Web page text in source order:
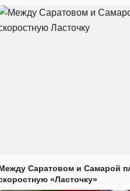
Саратовом и Самарой
«Ласточку»